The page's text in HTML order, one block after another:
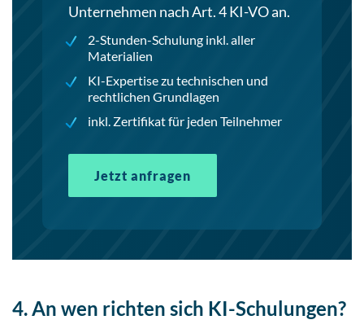
Unternehmen nach Art. 4 KI-VO an.
2-Stunden-Schulung inkl. aller
Materialien
KI-Expertise zu technischen und
rechtlichen Grundlagen
inkl. Zertifikat für jeden Teilnehmer
Jetzt anfragen
4. An wen richten sich KI-Schulungen?